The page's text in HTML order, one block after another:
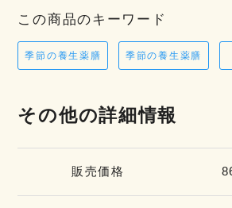
この商品のキーワード
季節の養生薬膳 季節の養生薬膳
その他の詳細情報
販売価格